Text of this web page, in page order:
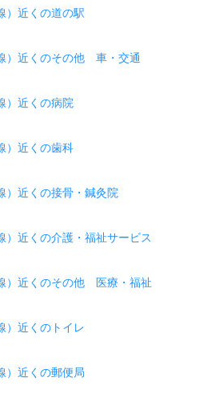
）近くの道の駅
）近くのその他 車・交通
）近くの病院
）近くの歯科
）近くの接骨・鍼灸院
）近くの介護・福祉サービス
）近くのその他 医療・福祉
）近くのトイレ
）近くの郵便局